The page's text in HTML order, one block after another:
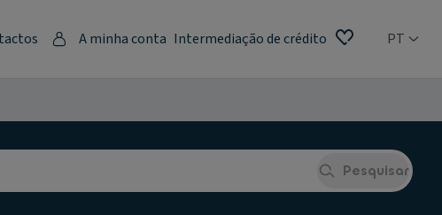
A minha conta Intermediação de crédito PT
Pesquisar